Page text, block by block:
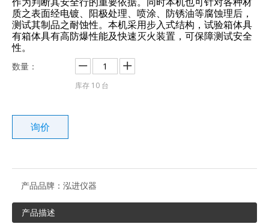
质之表面经电镀、阳极处理、喷涂、防锈油等腐蚀理后，
测试其制品之耐蚀性。本机采用步入式结构，试验箱体具
有箱体具有高防爆性能及快速灭火装置，可保障测试安全
性。
数量：
库存 10 台
询价
产品品牌： 泓进仪器
产品描述